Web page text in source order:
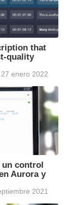
that
quality
27 enero 2022
control
Aurora y
2021